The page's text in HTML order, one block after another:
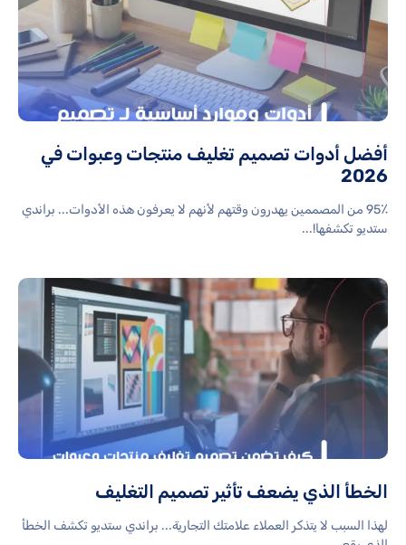
أفضل أدوات تصميم تغليف منتجات وعبوات في
2026
95٪ من المصممين يهدرون وقتهم لأنهم لا يعرفون هذه الأدوات... براندي
ستديو تكشفها!...
الخطأ الذي يضعف تأثير تصميم التغليف
لهذا السبب لا يتذكر العملاء علامتك التجارية... براندي ستديو تكشف الخطأ